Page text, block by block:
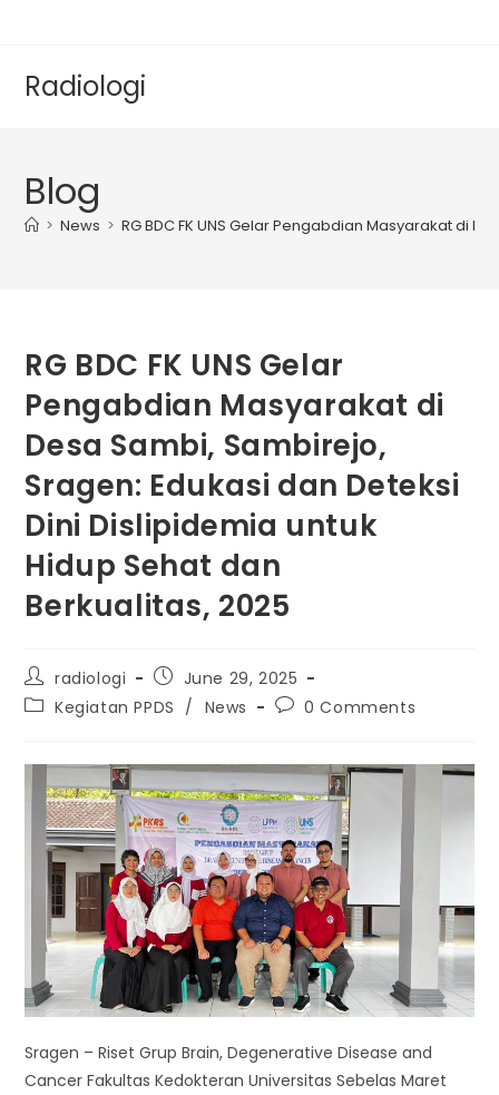
Radiologi
Blog
> News > RG BDC FK UNS Gelar Pengabdian Masyarakat di
RG BDC FK UNS Gelar
Pengabdian Masyarakat di
Desa Sambi, Sambirejo,
Sragen: Edukasi dan Deteksi
Dini Dislipidemia untuk
Hidup Sehat dan
Berkualitas, 2025
radiologi
June 29, 2025
Kegiatan PPDS / News 0 Comments
Sragen – Riset Grup Brain, Degenerative Disease and
Cancer Fakultas Kedokteran Universitas Sebelas Maret